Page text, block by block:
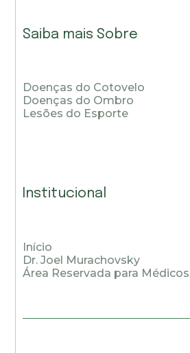
Saiba mais Sobre
Doenças do Cotovelo
Doenças do Ombro
Lesões do Esporte
Institucional
Início
Dr. Joel Murachovsky
Área Reservada para Médicos